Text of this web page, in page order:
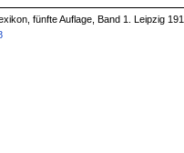
fünfte Auflage, Band 1. Leipzig